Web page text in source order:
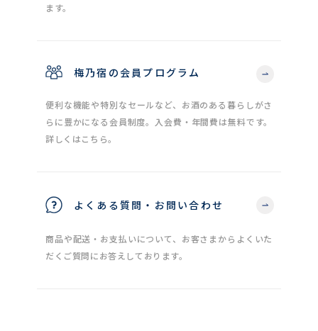
ます。
梅乃宿の会員プログラム
便利な機能や特別なセールなど、お酒のある暮らしがさ
らに豊かになる会員制度。入会費・年間費は無料です。
詳しくはこちら。
よくある質問・お問い合わせ
商品や配送・お支払いについて、お客さまからよくいた
だくご質問にお答えしております。